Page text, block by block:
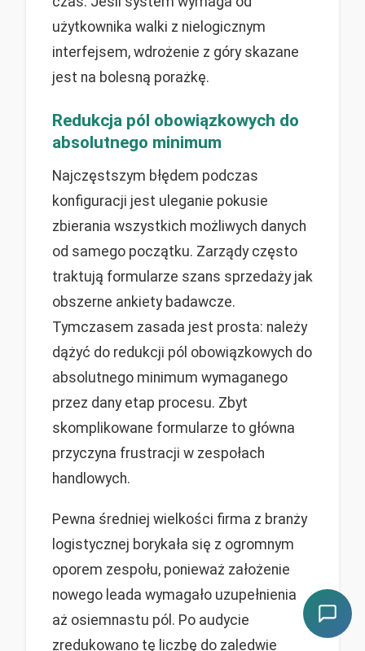
użytkownika walki z nielogicznym
interfejsem, wdrożenie z góry skazane
jest na bolesną porażkę.
Redukcja pól obowiązkowych do
absolutnego minimum
Najczęstszym błędem podczas
konfiguracji jest uleganie pokusie
zbierania wszystkich możliwych danych
od samego początku. Zarządy często
traktują formularze szans sprzedaży jak
obszerne ankiety badawcze.
Tymczasem zasada jest prosta: należy
dążyć do redukcji pól obowiązkowych do
absolutnego minimum wymaganego
przez dany etap procesu. Zbyt
skomplikowane formularze to główna
przyczyna frustracji w zespołach
handlowych.
Pewna średniej wielkości firma z branży
logistycznej borykała się z ogromnym
oporem zespołu, ponieważ założenie
nowego leada wymagało uzupełnienia
aż osiemnastu pól. Po audycie
zredukowano tę liczbę do zaledwie